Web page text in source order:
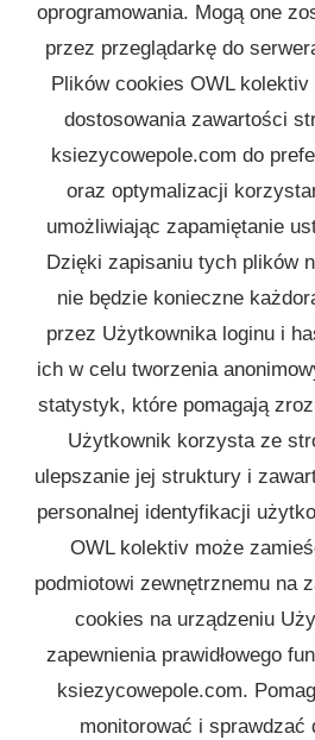
oprogramowania. Mogą one
przez przeglądarkę do
Plików cookies OWL
dostosowania zawartości
ksiezycowepole.com do
oraz optymalizacji
umożliwiając zapamiętanie
Dzięki zapisaniu tych plików
nie będzie konieczne
przez Użytkownika loginu i
ich w celu tworzenia
statystyk, które pomagają
Użytkownik korzysta ze
ulepszanie jej struktury i
personalnej identyfikacji
OWL kolektiv może
podmiotowi zewnętrznemu na
cookies na urządzeniu
zapewnienia prawidłowego
ksiezycowepole.com.
monitorować i sprawdzać